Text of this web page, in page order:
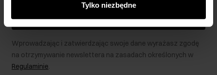
podczas korzystania z ich usług.
Tylko niezbędne
Zapisz się
Wprowadzając i zatwierdzając swoje dane wyrażasz zgodę
na otrzymywanie newslettera na zasadach określonych w
Regulaminie.